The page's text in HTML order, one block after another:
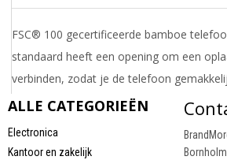
FSC® 100 gecertificeerde bamboe
standaard heeft een opening om een
verbinden, zodat je de telefoon
je de standaard gebruikt. Verpakt in FSC
Draai uw mobiel voor de Prijs informatie
ALLE CATEGORIEËN
Electronica
Kantoor en zakelijk